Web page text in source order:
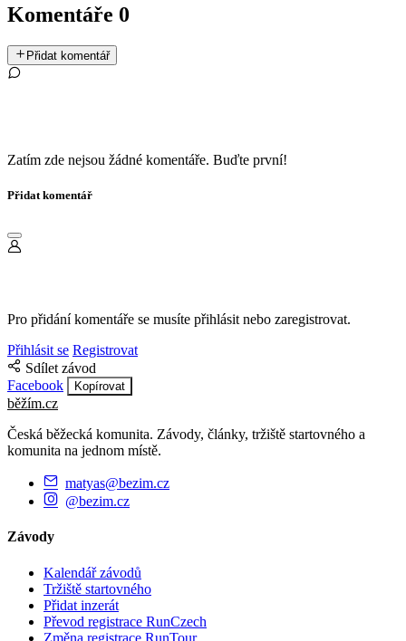
Komentáře 0
Přidat komentář
Zatím zde nejsou žádné komentáře. Buďte první!
Přidat komentář
Pro přidání komentáře se musíte přihlásit nebo zaregistrovat.
Přihlásit se Registrovat
Sdílet závod
Facebook
Kopírovat
běžím.cz
Česká běžecká komunita. Závody, články, tržiště startovného a
komunita na jednom místě.
matyas@bezim.cz
@bezim.cz
Závody
Kalendář závodů
Tržiště startovného
Přidat inzerát
Převod registrace RunCzech
Změna registrace RunTour